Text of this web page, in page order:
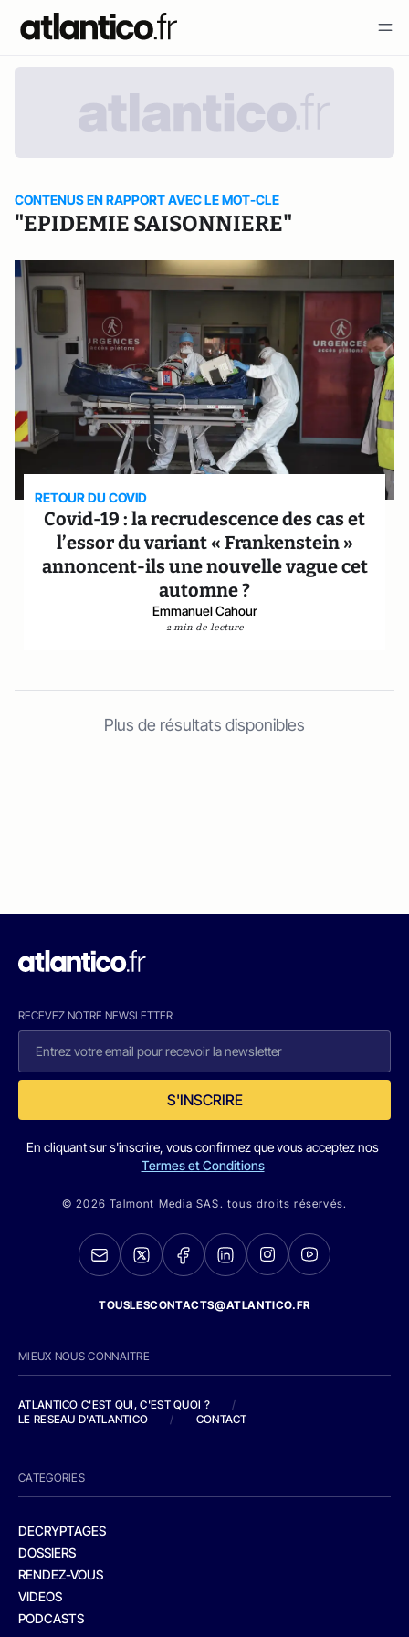
CONTENUS EN RAPPORT AVEC LE MOT-CLE
"EPIDEMIE SAISONNIERE"
RETOUR DU COVID
Covid-19 : la recrudescence des cas et
l’essor du variant « Frankenstein »
annoncent-ils une nouvelle vague cet
automne ?
Emmanuel Cahour
2 min de lecture
Plus de résultats disponibles
RECEVEZ NOTRE NEWSLETTER
S'INSCRIRE
En cliquant sur s'inscrire, vous confirmez que vous acceptez nos
Termes et Conditions
© 2026 Talmont Media SAS. tous droits réservés.
TOUSLESCONTACTS@ATLANTICO.FR
MIEUX NOUS CONNAITRE
ATLANTICO C'EST QUI, C'EST QUOI ?
/
LE RESEAU D'ATLANTICO
/ CONTACT
CATEGORIES
DECRYPTAGES
DOSSIERS
RENDEZ-VOUS
VIDEOS
PODCASTS